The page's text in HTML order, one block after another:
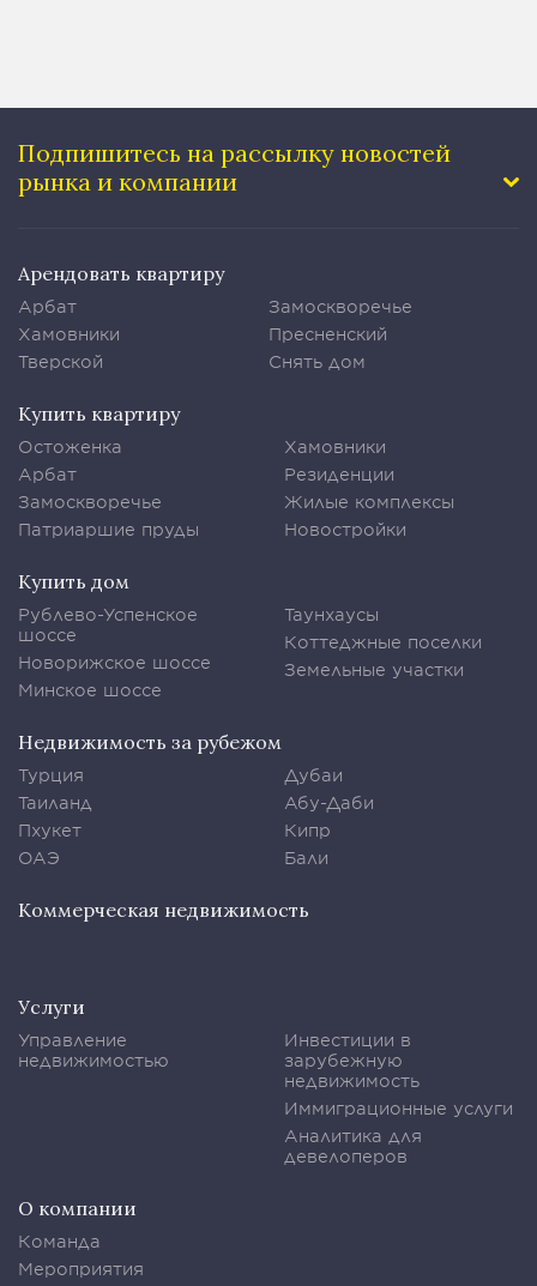
Подпишитесь на рассылку новостей
рынка и компании
Арендовать квартиру
Арбат
Хамовники
Тверской
Замоскворечье
Пресненский
Снять дом
Купить квартиру
Остоженка
Арбат
Замоскворечье
Патриаршие пруды
Хамовники
Резиденции
Жилые комплексы
Новостройки
Купить дом
Рублево-Успенское
шоссе
Новорижское шоссе
Минское шоссе
Таунхаусы
Коттеджные поселки
Земельные участки
Недвижимость за рубежом
Турция
Таиланд
Пхукет
ОАЭ
Дубаи
Абу-Даби
Кипр
Бали
Коммерческая недвижимость
Услуги
Управление
недвижимостью
Инвестиции в
зарубежную
недвижимость
Иммиграционные услуги
Аналитика для
девелоперов
О компании
Команда
Мероприятия